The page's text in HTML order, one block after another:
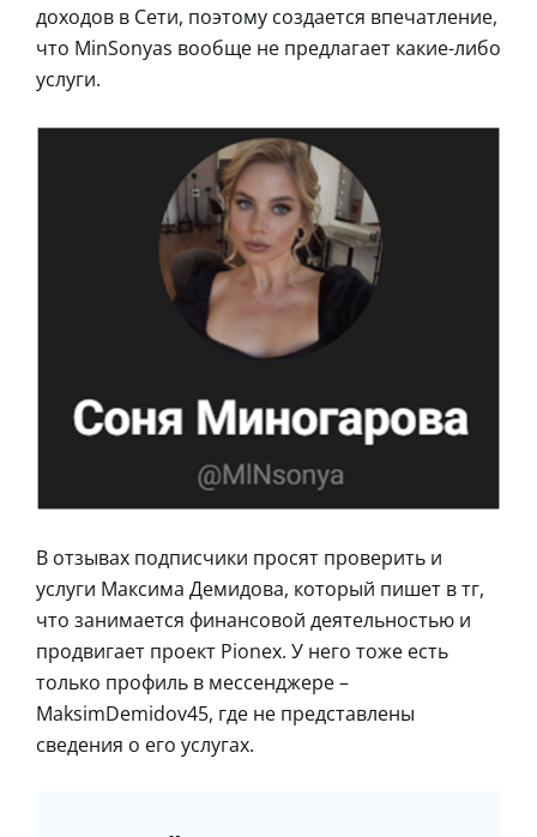
доходов в Сети, поэтому создается впечатление,
что MinSonyas вообще не предлагает какие-либо
услуги.
В отзывах подписчики просят проверить и
услуги Максима Демидова, который пишет в тг,
что занимается финансовой деятельностью и
продвигает проект Pionex. У него тоже есть
только профиль в мессенджере –
MaksimDemidov45, где не представлены
сведения о его услугах.